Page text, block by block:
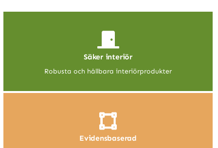
Säker interiör
Robusta och hållbara interiörprodukter
Evidensbaserad